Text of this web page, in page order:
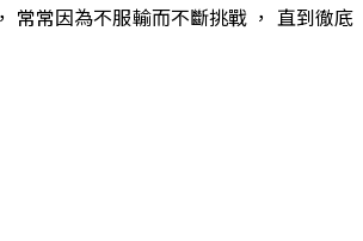
常常因為不服輸而不斷挑戰 ， 直到徹底